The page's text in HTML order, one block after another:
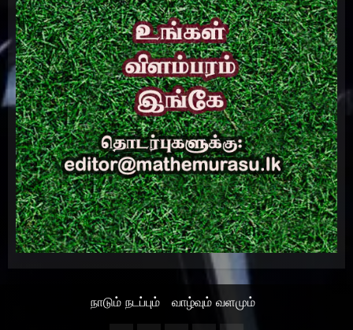
நாடும் நடப்பும் வாழ்வும் வளமும்